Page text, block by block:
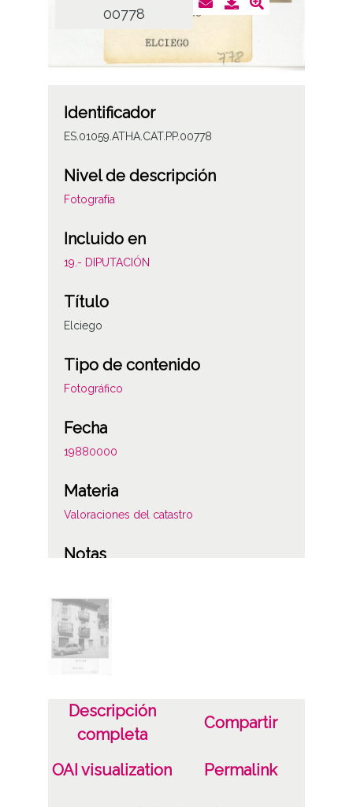
00778
Identificador
ES.01059.ATHA.CAT.PP.00778
Nivel de descripción
Fotografía
Incluido en
19.- DIPUTACIÓN
Título
Elciego
Tipo de contenido
Fotográfico
Fecha
19880000
Materia
Valoraciones del catastro
Notas
Licencia de las imágenes
CC BY-NC-SA 4.0
Descripción
completa
Compartir
OAI visualization Permalink